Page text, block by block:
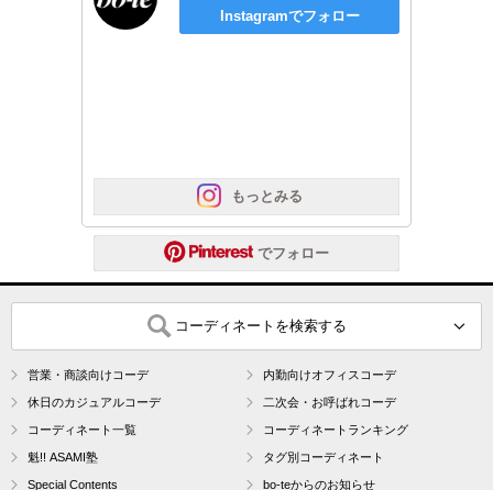
でフォロー
Instagramでフォロー
もっとみる
コーディネートを検索する
営業・商談向けコーデ 内勤向けオフィスコーデ
休日のカジュアルコーデ 二次会・お呼ばれコーデ
コーディネート一覧 コーディネートランキング
魁!! ASAMI塾 タグ別コーディネート
Special Contents bo-teからのお知らせ